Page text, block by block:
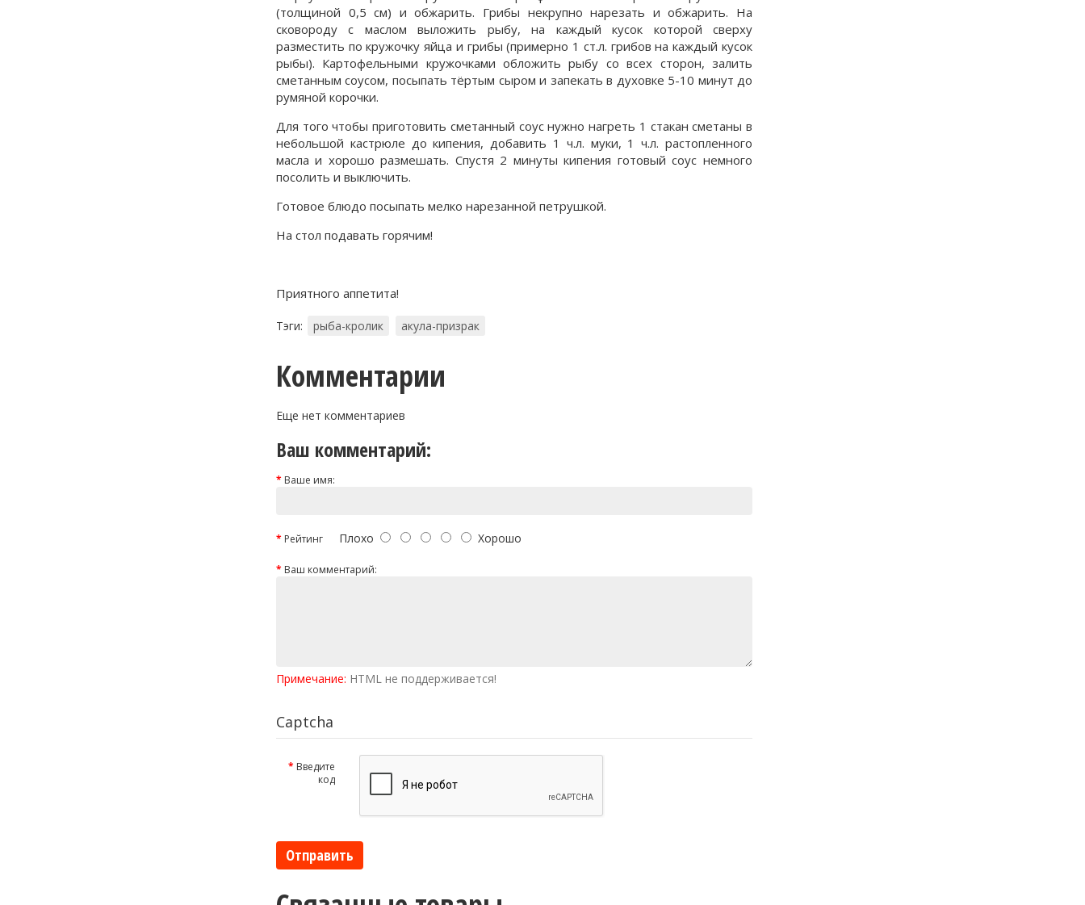
(толщиной 0,5 см) и обжарить. Грибы некрупно нарезать и обжарить. На
сковороду с маслом выложить рыбу, на каждый кусок которой сверху
разместить по кружочку яйца и грибы (примерно 1 ст.л. грибов на каждый кусок
рыбы). Картофельными кружочками обложить рыбу со всех сторон, залить
сметанным соусом, посыпать тёртым сыром и запекать в духовке 5-10 минут до
румяной корочки.
Для того чтобы приготовить сметанный соус нужно нагреть 1 стакан сметаны в
небольшой кастрюле до кипения, добавить 1 ч.л. муки, 1 ч.л. растопленного
масла и хорошо размешать. Спустя 2 минуты кипения готовый соус немного
посолить и выключить.
Готовое блюдо посыпать мелко нарезанной петрушкой.
На стол подавать горячим!
Приятного аппетита!
Тэги: рыба-кролик акула-призрак
Комментарии
Еще нет комментариев
Ваш комментарий:
Ваше имя:
Рейтинг Плохо Хорошо
Ваш комментарий:
Примечание: HTML не поддерживается!
Captcha
Введите
код
Отправить